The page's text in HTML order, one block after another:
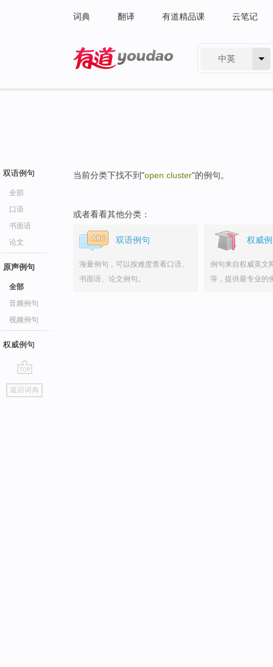
词典 翻译 有道精品课 云笔记
中英
双语例句
全部
口语
书面语
论文
原声例句
全部
音频例句
视频例句
权威例句
go
top
返回词典
当前分类下找不到"open cluster"的例句。
或者看看其他分类：
双语例句
海量例句，可以按难度查看口语、
书面语、论文例句。
权威
例句来自权威英文
等，提供最专业的